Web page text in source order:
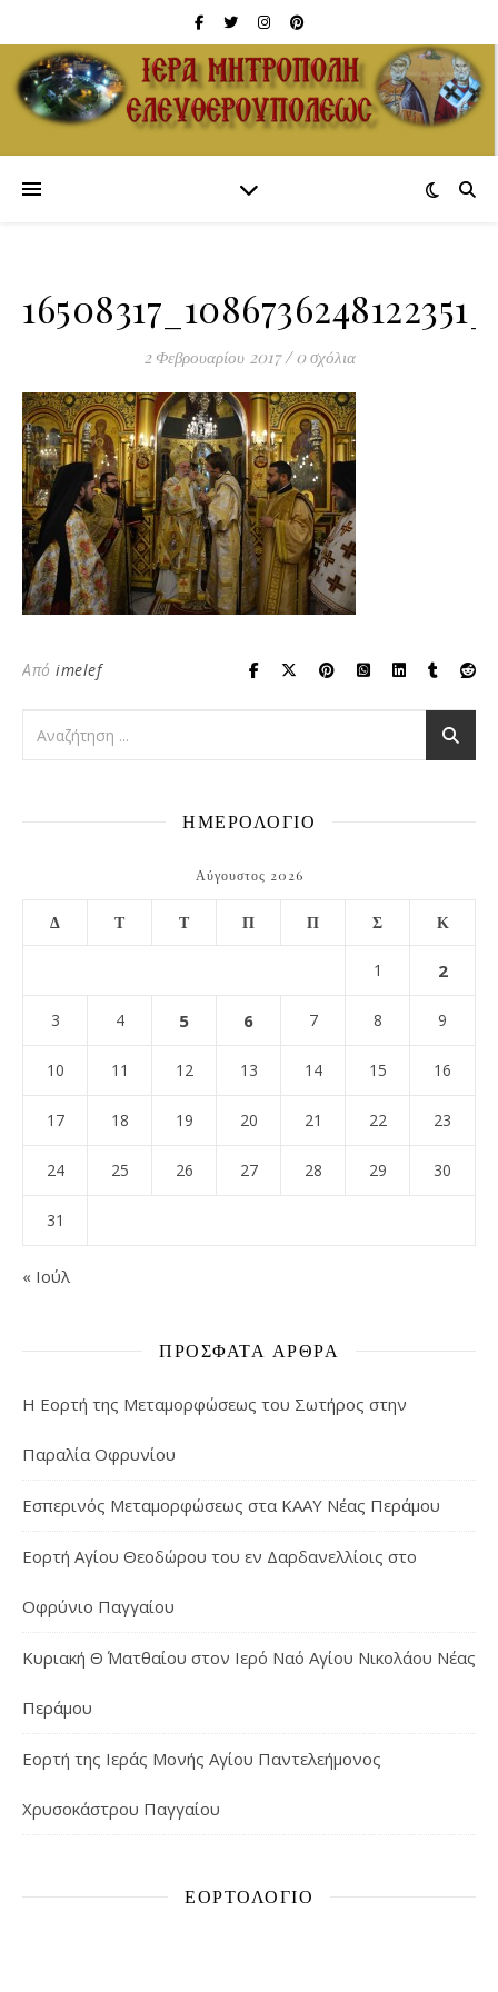
2 Φεβρουαρίου 2017 / 0 σχόλια
Από imelef
ΗΜΕΡΟΛΟΓΙΟ
Αύγουστος 2026
Δ Τ Τ Π Π Σ Κ
1 2
3 4 5 6 7 8 9
10 11 12 13 14 15 16
17 18 19 20 21 22 23
24 25 26 27 28 29 30
31
« Ιούλ
ΠΡΌΣΦΑΤΑ ΆΡΘΡΑ
Η Εορτή της Μεταμορφώσεως του Σωτήρος στην
Παραλία Οφρυνίου
Εσπερινός Μεταμορφώσεως στα ΚΑΑΥ Νέας Περάμου
Εορτή Αγίου Θεοδώρου του εν Δαρδανελλίοις στο
Οφρύνιο Παγγαίου
Κυριακή Θ΄ Ματθαίου στον Ιερό Ναό Αγίου Νικολάου Νέας
Περάμου
Εορτή της Ιεράς Μονής Αγίου Παντελεήμονος
Χρυσοκάστρου Παγγαίου
ΕΟΡΤΟΛΌΓΙΟ